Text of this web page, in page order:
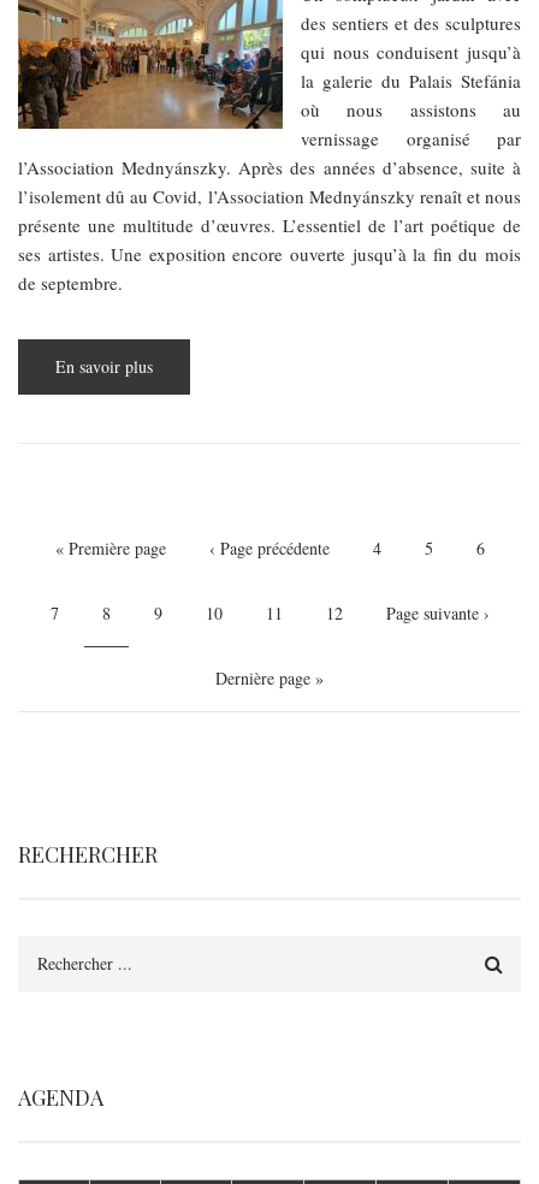
des sentiers et des sculptures
qui nous conduisent jusqu’à
la galerie du Palais Stefánia
où nous assistons au
vernissage organisé par
l’Association Mednyánszky. Après des années d’absence, suite à
l’isolement dû au Covid, l’Association Mednyánszky renaît et nous
présente une multitude d’œuvres. L’essentiel de l’art poétique de
ses artistes. Une exposition encore ouverte jusqu’à la fin du mois
de septembre.
En savoir plus
au
Première
« Première page Page
précédente
‹ Page précédente Page
4 Page
5 Page
6
Page
7 Page
8 Page
9 Page
10 Page
11 Page
12 Page
suivante
Page suivante ›
Dernière
Dernière page »
RECHERCHER
AGENDA